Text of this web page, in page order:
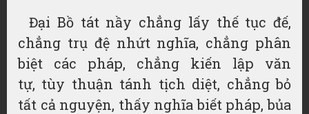
Đại Bồ tát nầy chẳng lấy thế tục đế,
chẳng trụ đệ nhứt nghĩa, chẳng phân
biệt các pháp, chẳng kiến lập
văn
tự, tùy thuận tánh tịch diệt, chẳng bỏ
tất cả nguyện, thấy nghĩa biết pháp, bủa